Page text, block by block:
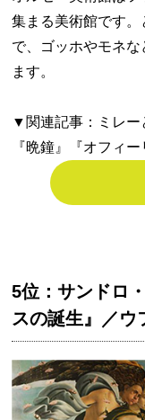
集まる美術館です
で、ゴッホやモネ
ます。
▼関連記事：ミレー
『晩鐘』『オフィ
5位：サンドロ
スの誕生』／ウ